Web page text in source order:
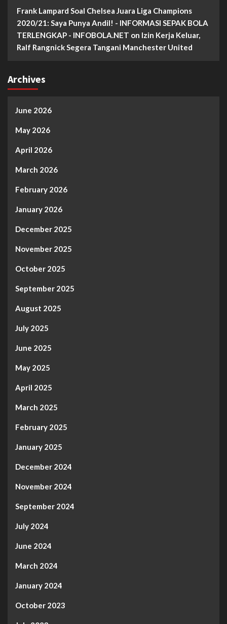
Frank Lampard Soal Chelsea Juara Liga Champions
2020/21: Saya Punya Andil! - INFORMASI SEPAK BOLA
TERLENGKAP - INFOBOLA.NET on Izin Kerja Keluar,
Ralf Rangnick Segera Tangani Manchester United
Archives
June 2026
May 2026
April 2026
March 2026
February 2026
January 2026
December 2025
November 2025
October 2025
September 2025
August 2025
July 2025
June 2025
May 2025
April 2025
March 2025
February 2025
January 2025
December 2024
November 2024
September 2024
July 2024
June 2024
March 2024
January 2024
October 2023